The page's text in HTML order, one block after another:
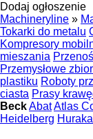
Dodaj ogłoszenie
Machineryline »
Tokarki do metalu
Kompresory
mieszania
Przemysłowe
plastiku Roboty
ciasta Prasy
BeckAbatAtlas
Heidelberg